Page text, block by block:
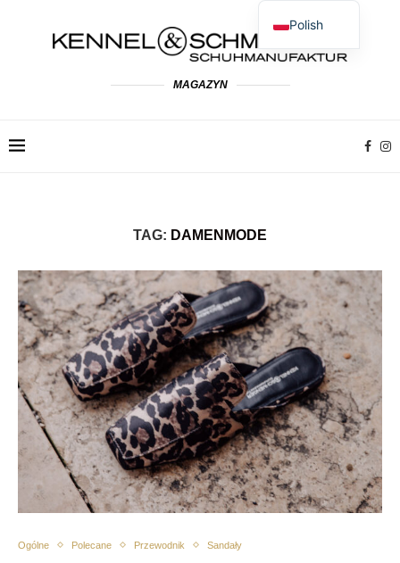
MAGAZYN
TAG: DAMENMODE
Ogólne Polecane Przewodnik Sandały
Polish
German
English